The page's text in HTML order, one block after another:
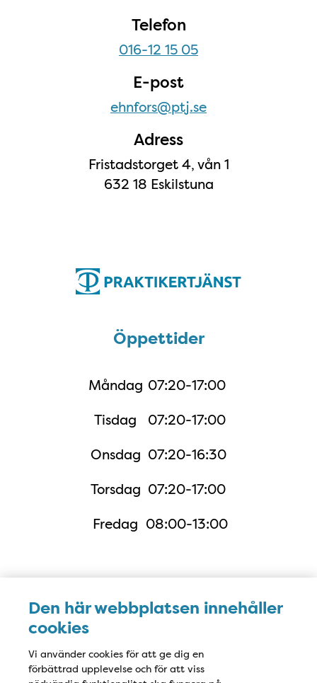
Den här webbplatsen innehåller
cookies
Vi använder cookies för att ge dig en
förbättrad upplevelse och för att viss
Telefon
016-12 15 05
E-post
ehnfors@ptj.se
Adress
Fristadstorget 4, vån 1
632 18 Eskilstuna
Öppettider
Måndag 07:20-17:00
Tisdag
07:20-17:00
Onsdag 07:20-16:30
Torsdag 07:20-17:00
Fredag 08:00-13:00
Karta